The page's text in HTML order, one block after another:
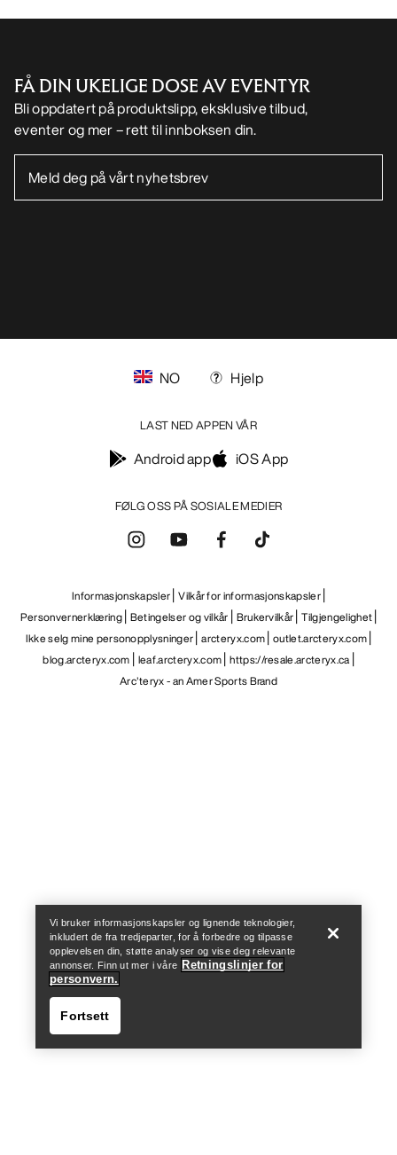
FÅ DIN UKELIGE DOSE AV EVENTYR
Bli oppdatert på produktslipp, eksklusive tilbud,
eventer og mer – rett til innboksen din.
FØLG OSS PÅ SOSIALE MEDIER
NO Hjelp
LAST NED APPEN VÅR
Android app iOS App
Informasjonskapsler Vilkår for informasjonskapsler
Personvernerklæring Betingelser og vilkår Brukervilkår Tilgjengelighet
Ikke selg mine personopplysninger arcteryx.com outlet.arcteryx.com
blog.arcteryx.com leaf.arcteryx.com https://resale.arcteryx.ca
Arc'teryx - an Amer Sports Brand
Vi bruker informasjonskapsler og lignende teknologier,
inkludert de fra tredjeparter, for å forbedre og tilpasse
opplevelsen din, støtte analyser og vise deg relevante
annonser. Finn ut mer i våre Retningslinjer for
personvern.
Fortsett